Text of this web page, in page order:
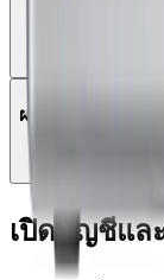
ผลิตภัณฑ์ที่สามาร
เปิดบัญชีแล